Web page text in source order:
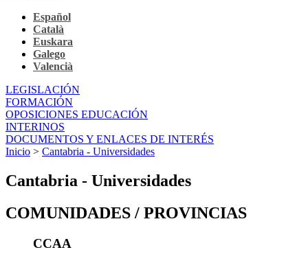
Español
Català
Euskara
Galego
Valencià
LEGISLACIÓN
FORMACIÓN
OPOSICIONES EDUCACIÓN
INTERINOS
DOCUMENTOS Y ENLACES DE INTERÉS
Inicio > Cantabria - Universidades
Cantabria - Universidades
COMUNIDADES / PROVINCIAS
CCAA